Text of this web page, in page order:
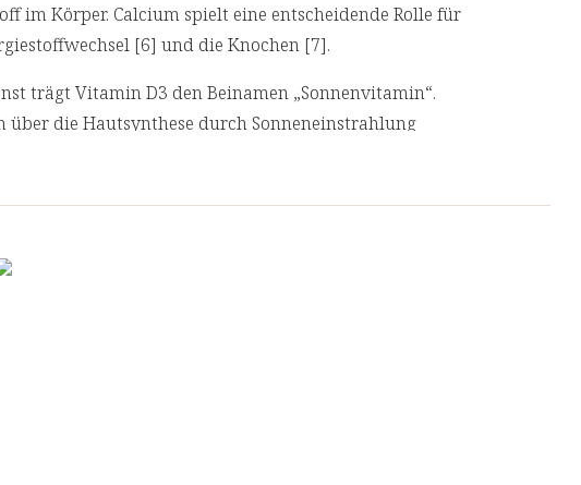
im Körper. Calcium spielt eine entscheidende Rolle für
[6] und die Knochen [7].
trägt Vitamin D3 den Beinamen „Sonnenvitamin“.
die Hautsynthese durch Sonneneinstrahlung
Diesen werden schon seit Jahrtausenden
Brennnesselblattpulver:
Schachtelhalmextrakt und Brennnesselblattpulver
normalen Muskelfunktion bei.